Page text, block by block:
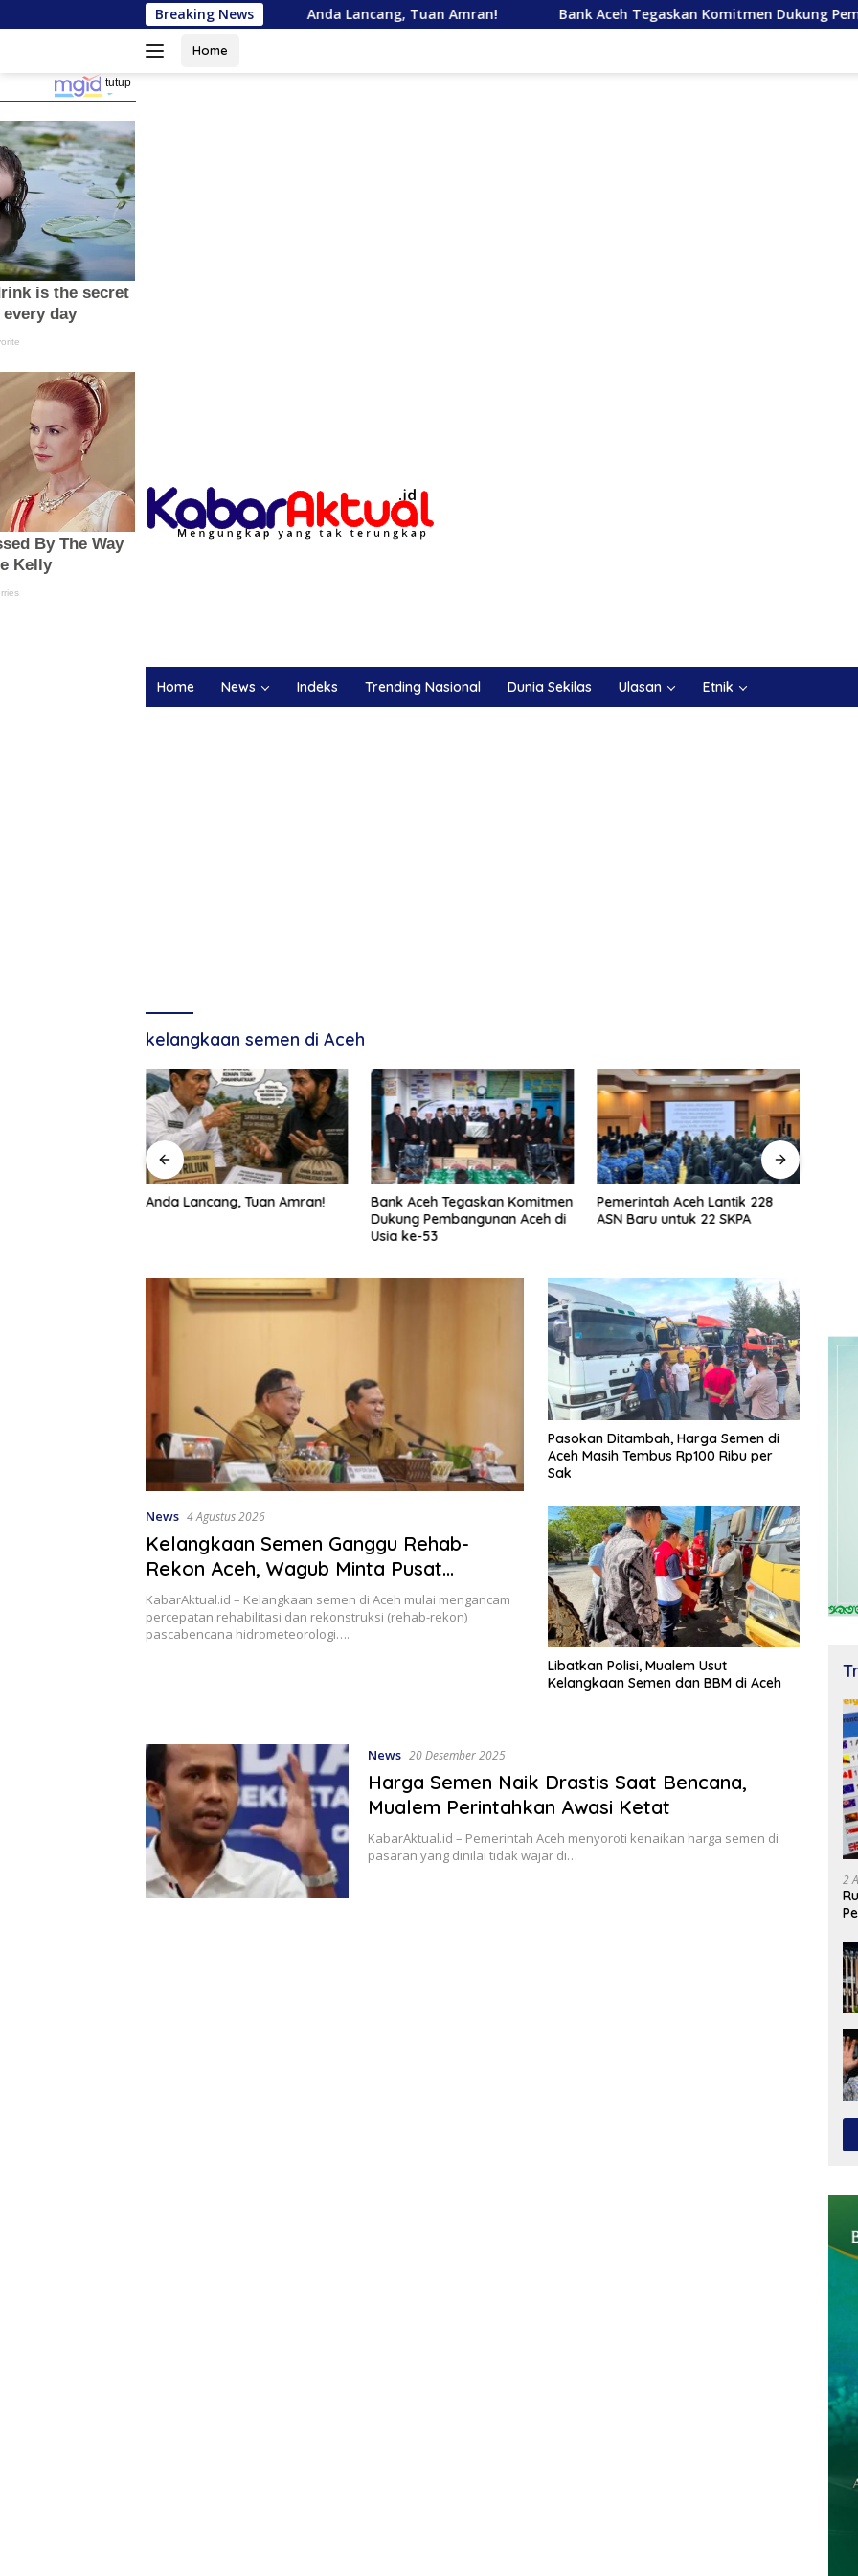
ke
Breaking News
Anda Lancang, Tuan Amran! Bank Aceh Tegaskan Komitmen Dukung Pembangunan Aceh
Home
tutup
Home News Indeks Trending Nasional Dunia Sekilas Ulasan Etnik
kelangkaan semen di Aceh
Bank Aceh Tegaskan Komitmen
Pemerintah Aceh Lantik 228
ASN Baru untuk 22 SKPA
Skema Peruntukan Dana
Rehab Sawah Korban Bencana
News 4 Agustus 2026
Kelangkaan Semen Ganggu Rehab-
Rekon Aceh, Wagub Minta Pusat
Bertindak
KabarAktual.id – Kelangkaan semen di Aceh mulai mengancam
percepatan rehabilitasi dan rekonstruksi (rehab-rekon)
pascabencana hidrometeorologi….
Pasokan Ditambah, Harga Semen di
Aceh Masih Tembus Rp100 Ribu per
Sak
Libatkan Polisi, Mualem Usut
Kelangkaan Semen dan BBM di Aceh
News 20 Desember 2025
Harga Semen Naik Drastis Saat Bencana,
Mualem Perintahkan Awasi Ketat
KabarAktual.id – Pemerintah Aceh menyoroti kenaikan harga semen di
pasaran yang dinilai tidak wajar di…
2